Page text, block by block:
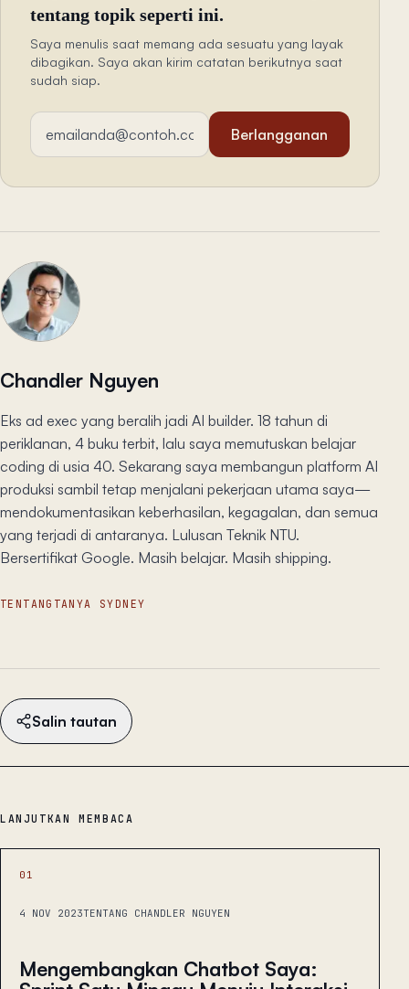
tentang topik seperti ini.
Saya menulis saat memang ada sesuatu yang layak
dibagikan. Saya akan kirim catatan berikutnya saat
sudah siap.
Alamat email
Berlangganan
Chandler Nguyen
Eks ad exec yang beralih jadi AI builder. 18 tahun di
periklanan, 4 buku terbit, lalu saya memutuskan belajar
coding di usia 40. Sekarang saya membangun platform AI
produksi sambil tetap menjalani pekerjaan utama saya—
mendokumentasikan keberhasilan, kegagalan, dan semua
yang terjadi di antaranya. Lulusan Teknik NTU.
Bersertifikat Google. Masih belajar. Masih shipping.
TENTANG TANYA SYDNEY
Salin tautan
LANJUTKAN MEMBACA
01
4 NOV 2023TENTANG CHANDLER NGUYEN
Mengembangkan Chatbot Saya: